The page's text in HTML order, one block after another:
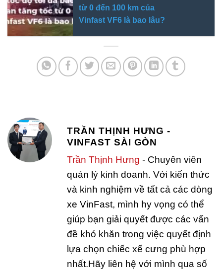
từ 0 đến 100 km của
Vinfast VF6 là bao lâu?
TRẦN THỊNH HƯNG -
VINFAST SÀI GÒN
Trần Thịnh Hưng - Chuyên viên
quản lý kinh doanh. Với kiến thức
và kinh nghiệm về tất cả các dòng
xe VinFast, mình hy vọng có thể
giúp bạn giải quyết được các vấn
đề khó khăn trong việc quyết định
lựa chọn chiếc xế cưng phù hợp
nhất.Hãy liên hệ với mình qua số